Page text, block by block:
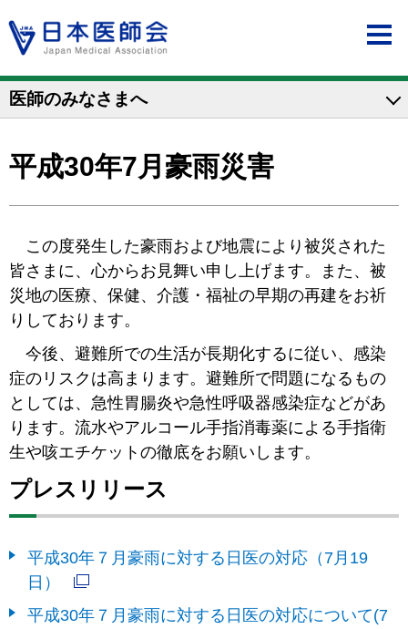
医師のみなさまへ
平成30年7月豪雨災害
この度発生した豪雨および地震により被災された
皆さまに、心からお見舞い申し上げます。また、被
災地の医療、保健、介護・福祉の早期の再建をお祈
りしております。
今後、避難所での生活が長期化するに従い、感染
症のリスクは高まります。避難所で問題になるもの
としては、急性胃腸炎や急性呼吸器感染症などがあ
ります。流水やアルコール手指消毒薬による手指衛
生や咳エチケットの徹底をお願いします。
プレスリリース
平成30年７月豪雨に対する日医の対応（7月19
日）
平成30年７月豪雨に対する日医の対応について(7